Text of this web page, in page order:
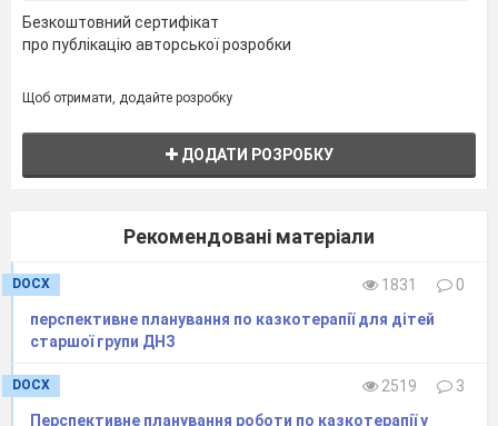
Жовтень Казка «Жадібний великан»
проблемних
ситуаціях
жадібність,
пробачення);
вчити передавати
героїв (гномики
спонукати до
та рухах
Безкоштовний сертифікат
про публікацію авторської розробки
Щоб отримати, додайте розробку
ДОДАТИ РОЗРОБКУ
Рекомендовані матеріали
DOCX 1831
0
перспективне планування по казкотерапії для дітей
старшої групи ДНЗ
DOCX 2519
3
Перспективне планування роботи по казкотерапії у